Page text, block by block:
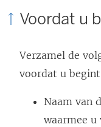
Voordat u
Verzamel de
voordat u
Naam van
waarmee